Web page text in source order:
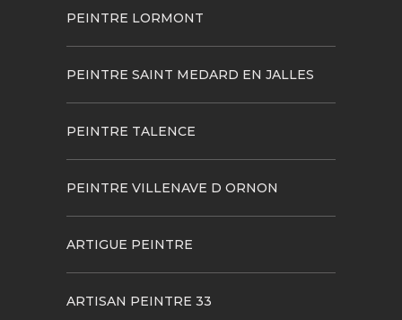
PEINTRE LORMONT
PEINTRE SAINT MEDARD EN JALLES
PEINTRE TALENCE
PEINTRE VILLENAVE D ORNON
ARTIGUE PEINTRE
ARTISAN PEINTRE 33